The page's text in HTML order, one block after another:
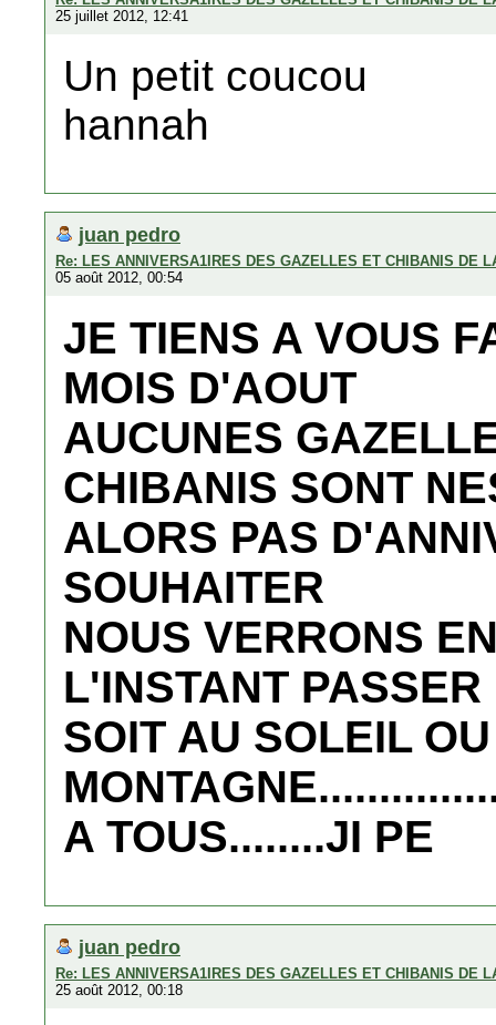
25 juillet 2012, 12:41
Un petit coucou
hannah
juan pedro
Re: LES ANNIVERSA1IRES DES GAZELLES ET CHIBANIS DE
05 août 2012, 00:54
JE TIENS A VOUS
MOIS D'AOUT
AUCUNES
CHIBANIS SONT
ALORS PAS
SOUHAITER
NOUS VERRONS
L'INSTANT
SOIT AU SOLEIL
A TOUS........JI PE
juan pedro
Re: LES ANNIVERSA1IRES DES GAZELLES ET CHIBANIS DE
25 août 2012, 00:18